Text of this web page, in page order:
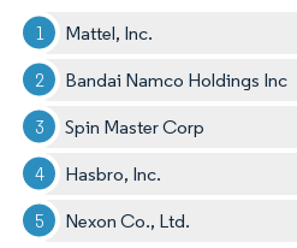
Mattel, Inc.
Bandai Namco Holdings Inc
Spin Master Corp
Hasbro, Inc.
Nexon Co., Ltd.